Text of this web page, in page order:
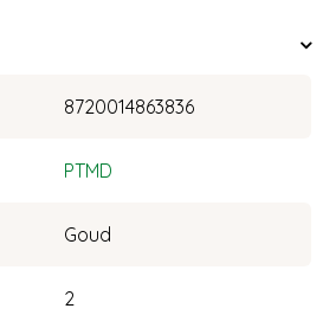
8720014863836
PTMD
Goud
2